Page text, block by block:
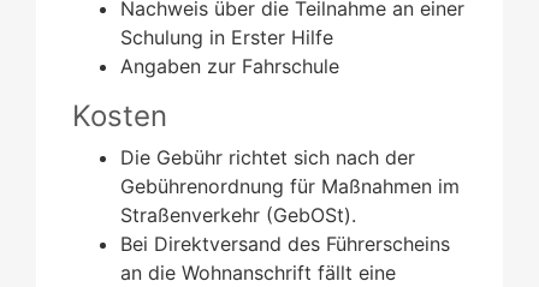
Nachweis über die Teilnahme an einer
Schulung in Erster Hilfe
Angaben zur Fahrschule
Kosten
Die Gebühr richtet sich nach der
Gebührenordnung für Maßnahmen im
Straßenverkehr (GebOSt).
Bei Direktversand des Führerscheins
an die Wohnanschrift fällt eine